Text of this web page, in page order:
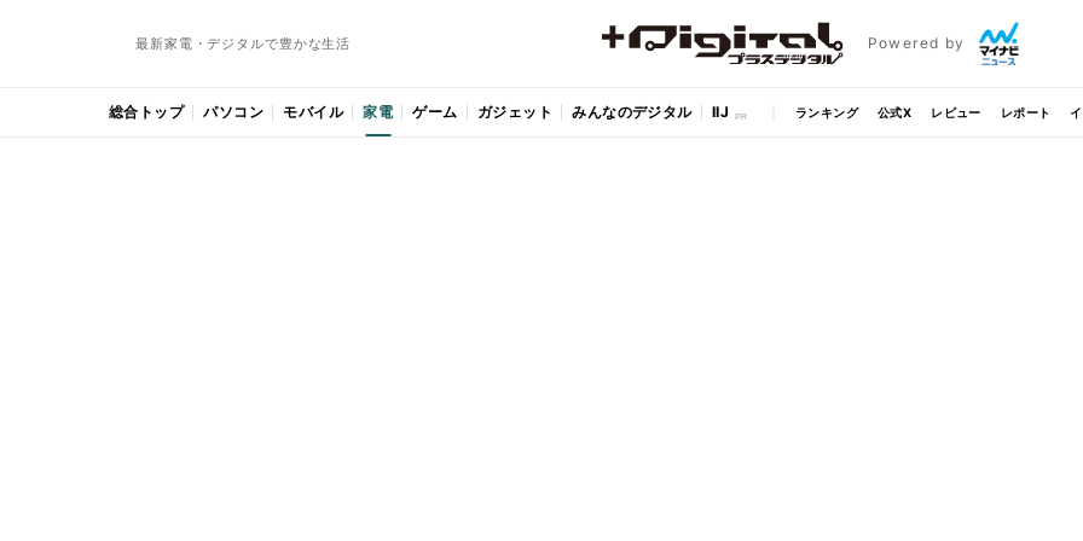
最新家電・デジタルで豊かな生活 Powered by
総合トップ パソコン モバイル 家電 ゲーム ガジェット みんなのデジタル IIJ ランキング 公式X レビュー レポート